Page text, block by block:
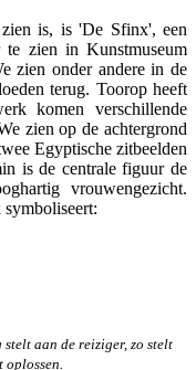
is, is 'De Sfinx', een
te zien in Kunstmuseum
zien onder andere in de
terug. Toorop heeft
komen verschillende
zien op de achtergrond
Egyptische zitbeelden
is de centrale figuur de
vrouwengezicht.
aan de reiziger, zo stelt